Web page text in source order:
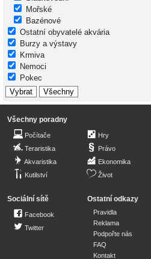
Mořské
Bazénové
Ostatní obyvatelé akvária
Burzy a výstavy
Krmiva
Nemoci
Pokec
Všechny poradny
Počítače
Teraristika
Akvaristika
Kutilství
Hry
Právo
Ekonomika
Život
Sociální sítě
Facebook
Twitter
Ostatní odkazy
Pravidla
Reklama
Podpořte nás
FAQ
Kontakt